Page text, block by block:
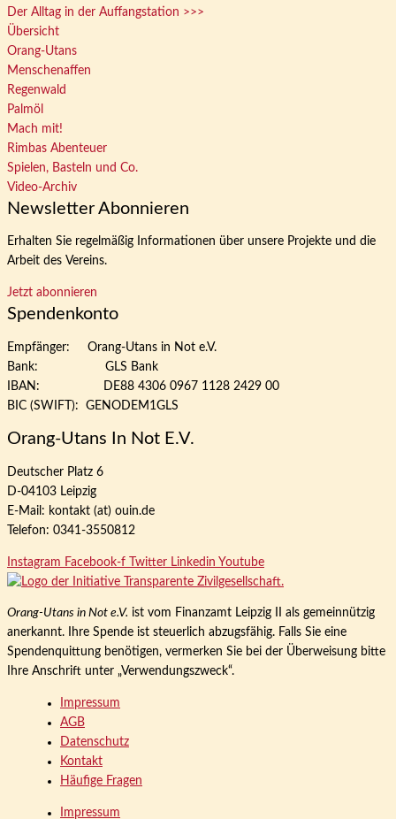
Der Alltag in der Auffangstation >>>
Übersicht
Orang-Utans
Menschenaffen
Regenwald
Palmöl
Mach mit!
Rimbas Abenteuer
Spielen, Basteln und Co.
Video-Archiv
Newsletter Abonnieren
Erhalten Sie regelmäßig Informationen über unsere Projekte und die
Arbeit des Vereins.
Jetzt abonnieren
Spendenkonto
Empfänger: Orang-Utans in Not e.V.
Bank: GLS Bank
IBAN: DE88 4306 0967 1128 2429 00
BIC (SWIFT): GENODEM1GLS
Orang-Utans In Not E.V.
Deutscher Platz 6
D-04103 Leipzig
E-Mail: kontakt (at) ouin.de
Telefon: 0341-3550812
Instagram Facebook-f Twitter Linkedin Youtube
Orang-Utans in Not e.V. ist vom Finanzamt Leipzig II als gemeinnützig
anerkannt. Ihre Spende ist steuerlich abzugsfähig. Falls Sie eine
Spendenquittung benötigen, vermerken Sie bei der Überweisung bitte
Ihre Anschrift unter „Verwendungszweck“.
Impressum
AGB
Datenschutz
Kontakt
Häufige Fragen
Impressum